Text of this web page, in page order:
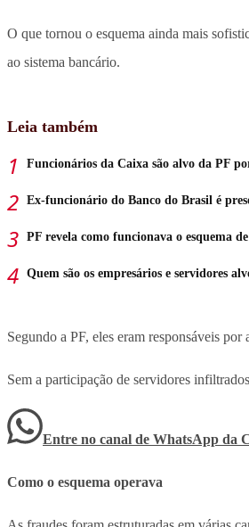
O que tornou o esquema ainda mais
ao sistema bancário.
Leia também
Funcionários da Caixa são alvo da PF
Ex-funcionário do Banco do Brasil é
PF revela como funcionava o esquema
Quem são os empresários e servidores
Segundo a PF, eles eram responsáveis
Sem a participação de servidores
Entre no canal de WhatsApp da
Como o esquema operava